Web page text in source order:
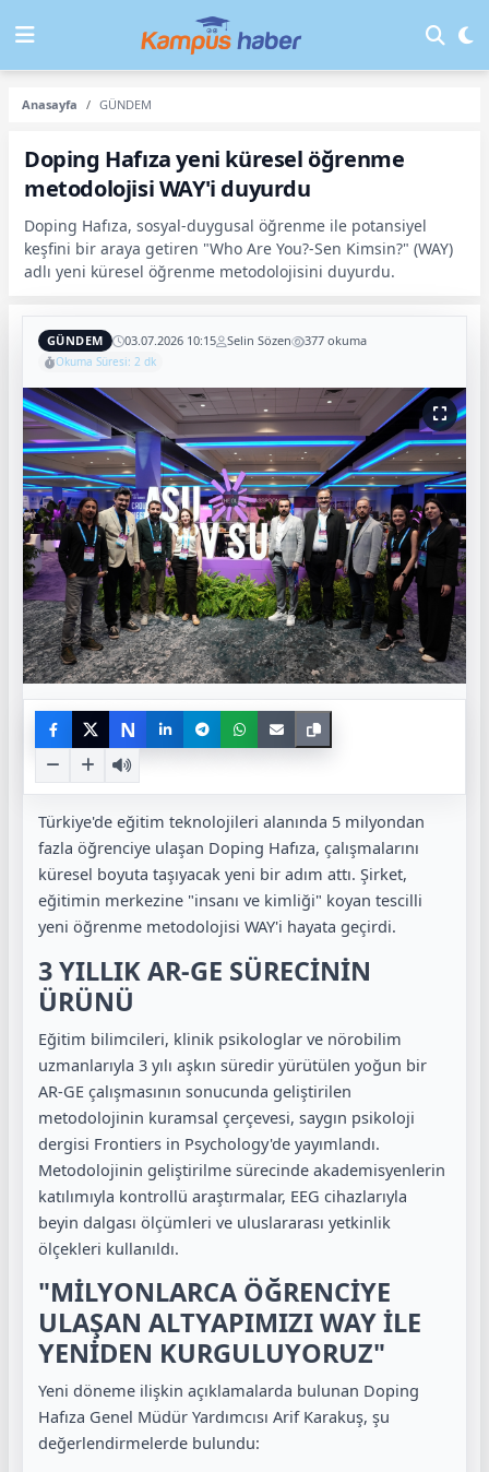
Anasayfa GÜNDEM
Doping Hafıza yeni küresel öğrenme
metodolojisi WAY'i duyurdu
Doping Hafıza, sosyal-duygusal öğrenme ile potansiyel
keşfini bir araya getiren "Who Are You?-Sen Kimsin?" (WAY)
adlı yeni küresel öğrenme metodolojisini duyurdu.
GÜNDEM 03.07.2026 10:15 Selin Sözen 377 okuma
Okuma Süresi: 2 dk
N
Türkiye'de eğitim teknolojileri alanında 5 milyondan
fazla öğrenciye ulaşan Doping Hafıza, çalışmalarını
küresel boyuta taşıyacak yeni bir adım attı. Şirket,
eğitimin merkezine "insanı ve kimliği" koyan tescilli
yeni öğrenme metodolojisi WAY'i hayata geçirdi.
3 YILLIK AR-GE SÜRECİNİN
ÜRÜNÜ
Eğitim bilimcileri, klinik psikologlar ve nörobilim
uzmanlarıyla 3 yılı aşkın süredir yürütülen yoğun bir
AR-GE çalışmasının sonucunda geliştirilen
metodolojinin kuramsal çerçevesi, saygın psikoloji
dergisi Frontiers in Psychology'de yayımlandı.
Metodolojinin geliştirilme sürecinde akademisyenlerin
katılımıyla kontrollü araştırmalar, EEG cihazlarıyla
beyin dalgası ölçümleri ve uluslararası yetkinlik
ölçekleri kullanıldı.
"MİLYONLARCA ÖĞRENCİYE
ULAŞAN ALTYAPIMIZI WAY İLE
YENİDEN KURGULUYORUZ"
Yeni döneme ilişkin açıklamalarda bulunan Doping
Hafıza Genel Müdür Yardımcısı Arif Karakuş, şu
değerlendirmelerde bulundu: